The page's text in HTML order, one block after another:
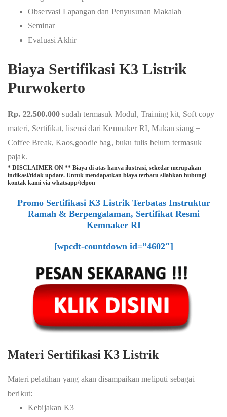
Observasi Lapangan dan Penyusunan Makalah
Seminar
Evaluasi Akhir
Biaya Sertifikasi K3 Listrik
Purwokerto
Rp. 22.500.000sudah termasuk Modul, Training kit, Soft copy
materi, Sertifikat, lisensi dari Kemnaker RI, Makan siang +
Coffee Break, Kaos,goodie bag, buku tulis belum termasuk
pajak.
* DISCLAIMER ON ** Biaya di atas hanya ilustrasi, sekedar merupakan
indikasi/tidak update. Untuk mendapatkan biaya terbaru silahkan hubungi
kontak kami via whatsapp/telpon
Promo Sertifikasi K3 Listrik Terbatas Instruktur
Ramah & Berpengalaman, Sertifikat Resmi
Kemnaker RI
[wpcdt-countdown id=”4602″]
Materi Sertifikasi K3 Listrik
Materi pelatihan yang akan disampaikan meliputi sebagai
berikut:
Kebijakan K3